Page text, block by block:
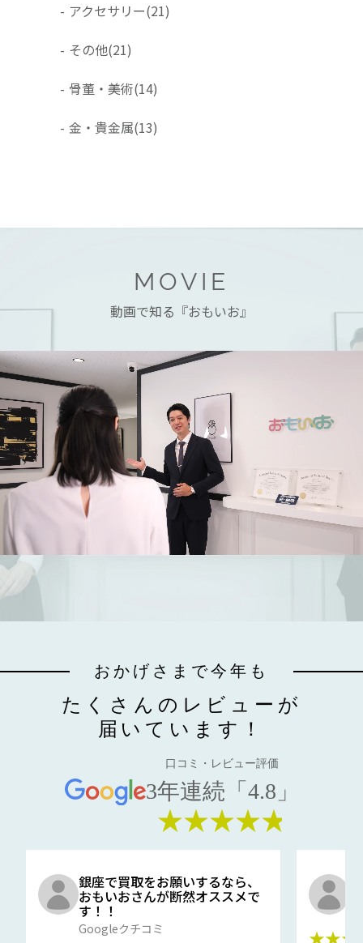
- アクセサリー(21)
- その他(21)
- 骨董・美術(14)
- 金・貴金属(13)
MOVIE
動画で知る『おもいお』
おかげさまで今年も
たくさんのレビューが
届いています！
口コミ・レビュー評価
3年連続「4.8」
★★★★★
銀座で買取をお願いするなら、
おもいおさんが断然オススメで
す！！
Googleクチコミ